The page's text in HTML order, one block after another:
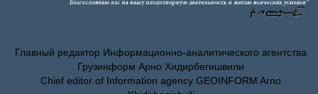
Главный редактор Информационно-аналитического агентства
Грузинформ Арно Хидирбегишвили
Chief editor of Information agency GEOINFORM Arno